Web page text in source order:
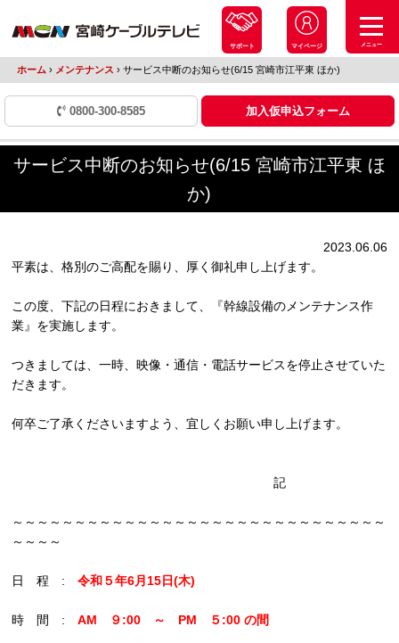
サポート マイページ メニュー
ホーム › メンテナンス ›サービス中断のお知らせ(6/15 宮崎市江平東 ほか)
0800-300-8585 加入仮申込フォーム
サービス中断のお知らせ(6/15 宮崎市江平東 ほ
か)
2023.06.06
平素は、格別のご高配を賜り、厚く御礼申し上げます。
この度、下記の日程におきまして、『幹線設備のメンテナンス作
業』を実施します。
つきましては、一時、映像・通信・電話サービスを停止させていた
だきます。
何卒ご了承くださいますよう、宜しくお願い申し上げます。
記
～～～～～～～～～～～～～～～～～～～～～～～～～～～～～～
～～～～
日 程 :令和５年6月15日(木)
時 間 :AM ９:00 ～ PM ５:00 の間